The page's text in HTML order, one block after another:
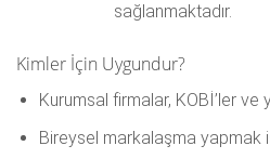
sağlanmaktadır.
Kimler İçin Uygundur?
Kurumsal firmalar, KOBİ’ler ve
Bireysel markalaşma yapmak